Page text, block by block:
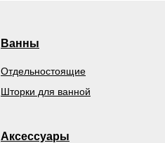
Ванны
Отдельностоящие
Шторки для ванной
Аксессуары